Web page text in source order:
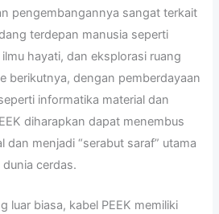
pengembangannya sangat terkait
terdepan manusia seperti
hayati, dan eksplorasi ruang
berikutnya, dengan pemberdayaan
informatika material dan
diharapkan dapat menembus
dan menjadi “serabut saraf” utama
cerdas.
luar biasa, kabel PEEK memiliki